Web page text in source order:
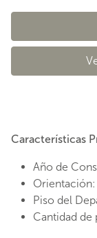
Características
Año de
Orientación:
Piso del
Cantidad de